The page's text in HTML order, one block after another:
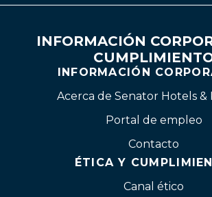
INFORMACIÓN
INFORMACIÓN
Acerca de Senator Hotels &
Portal de empleo
Contacto
ÉTICA Y
Canal ético